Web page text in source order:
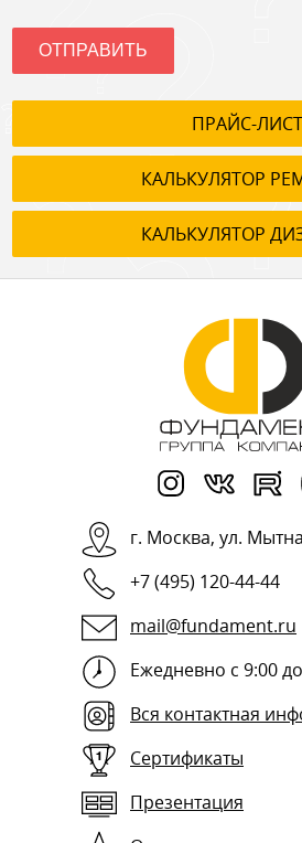
ОТПРАВИТЬ
ПРАЙС-ЛИСТ
КАЛЬКУЛЯТОР
КАЛЬКУЛЯТОР
г. Москва, ул.
+7 (495) 120-44-44
mail@fundament.ru
Ежедневно с 9:00
Вся контактная
Сертификаты
Презентация